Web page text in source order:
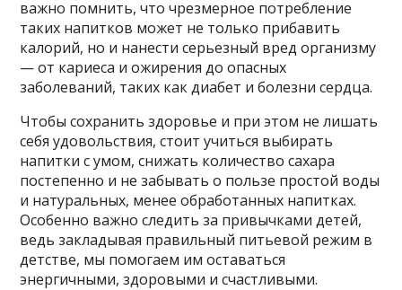
важно помнить, что чрезмерное потребление
таких напитков может не только прибавить
калорий, но и нанести серьезный вред организму
— от кариеса и ожирения до опасных
заболеваний, таких как диабет и болезни сердца.
Чтобы сохранить здоровье и при этом не лишать
себя удовольствия, стоит учиться выбирать
напитки с умом, снижать количество сахара
постепенно и не забывать о пользе простой воды
и натуральных, менее обработанных напитках.
Особенно важно следить за привычками детей,
ведь закладывая правильный питьевой режим в
детстве, мы помогаем им оставаться
энергичными, здоровыми и счастливыми.